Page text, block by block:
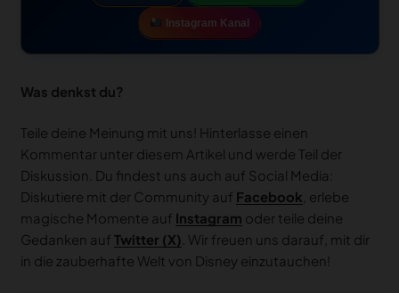
Instagram Kanal
Was denkst du?
Teile deine Meinung mit uns! Hinterlasse einen
Kommentar unter diesem Artikel und werde Teil der
Diskussion. Du findest uns auch auf Social Media:
Diskutiere mit der Community auf Facebook , erlebe
magische Momente auf Instagram oder teile deine
Gedanken auf Twitter (X) . Wir freuen uns darauf, mit dir
in die zauberhafte Welt von Disney einzutauchen!